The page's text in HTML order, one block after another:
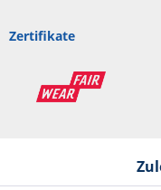
Zertifikate